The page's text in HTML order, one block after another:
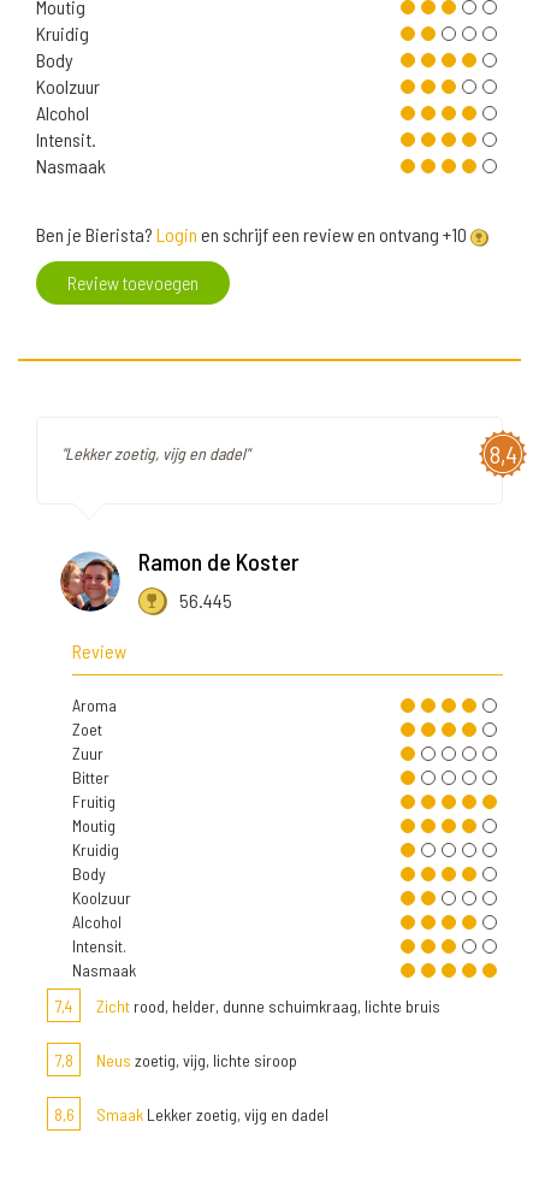
Moutig
Kruidig
Body
Koolzuur
Alcohol
Intensit.
Nasmaak
Ben je Bierista? Login en schrijf een review en ontvang +10
Review toevoegen
8,4
"Lekker zoetig, vijg en dadel"
Ramon de Koster
56.445
Review
Aroma
Zoet
Zuur
Bitter
Fruitig
Moutig
Kruidig
Body
Koolzuur
Alcohol
Intensit.
Nasmaak
7,4
Zicht rood, helder, dunne schuimkraag, lichte bruis
7,8 Neus zoetig, vijg, lichte siroop
8,6 Smaak Lekker zoetig, vijg en dadel